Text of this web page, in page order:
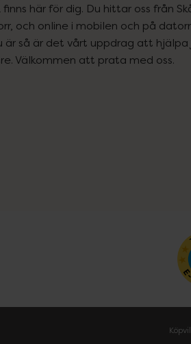
här för dig. Du hittar oss från
och online i mobilen och på
är så är det vårt uppdrag att hjälpa
Välkommen att prata med oss.